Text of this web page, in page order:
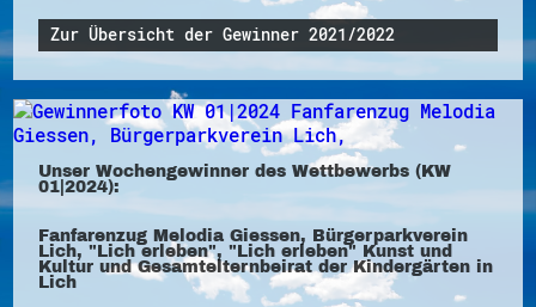
Zur Übersicht der Gewinner 2021/2022
Unser Wochengewinner des Wettbewerbs (KW
01|2024):
Fanfarenzug Melodia Giessen, Bürgerparkverein
Lich, "Lich erleben", "Lich erleben" Kunst und
Kultur und Gesamtelternbeirat der Kindergärten in
Lich